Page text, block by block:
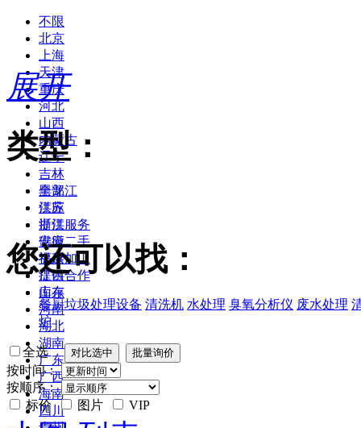
不限
北京
上海
天津
重庆
河北
山西
内蒙古
辽宁
吉林
黑龙江
江苏
浙江
安徽
福建
江西
山东
河南
湖北
湖南
广东
广西
海南
四川
展开
类型：
全部
供应
提供服务
供应二手
提供加工
提供合作
库存
您还可以找：
餐厨垃圾处理设备 清洗机 水处理 臭氧分析仪 废水处理
炉
全选
按时间：
按顺序：
标价
图片 VIP